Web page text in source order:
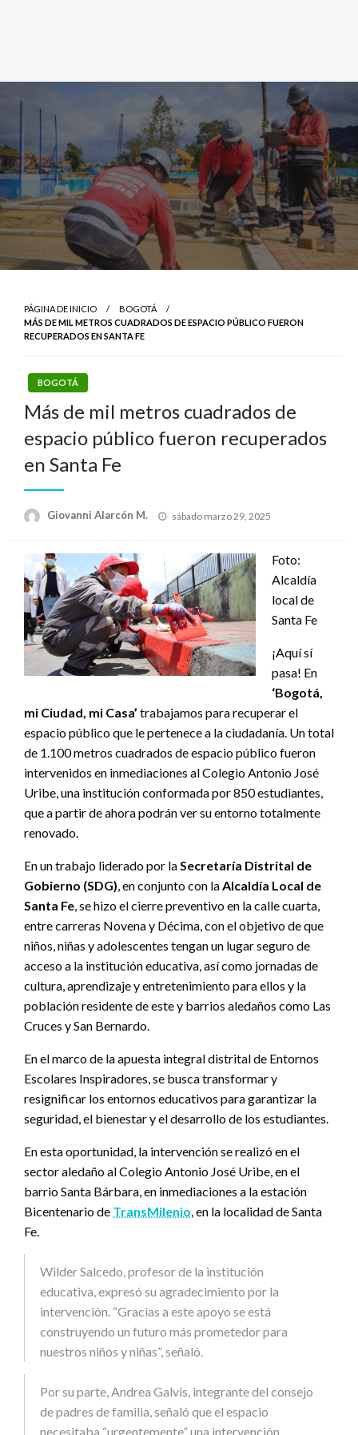
PÁGINA DE INICIO
BOGOTÁ
MÁS DE MIL METROS CUADRADOS DE ESPACIO PÚBLICO FUERON
RECUPERADOS EN SANTA FE
BOGOTÁ
Más de mil metros cuadrados de
espacio público fueron recuperados
en Santa Fe
Giovanni Alarcón M.
Publicado
sábado marzo 29, 2025
Foto:
Alcaldía
local de
Santa Fe
¡Aquí sí
pasa! En
‘Bogotá,
mi Ciudad, mi Casa’ trabajamos para recuperar el
espacio público que le pertenece a la ciudadanía. Un total
de 1.100 metros cuadrados de espacio público fueron
intervenidos en inmediaciones al Colegio Antonio José
Uribe, una institución conformada por 850 estudiantes,
que a partir de ahora podrán ver su entorno totalmente
renovado.
En un trabajo liderado por laSecretaría Distrital de
Gobierno (SDG), en conjunto con laAlcaldía Local de
Santa Fe, se hizo el cierre preventivo en la calle cuarta,
entre carreras Novena y Décima, con el objetivo de que
niños, niñas y adolescentes tengan un lugar seguro de
acceso a la institución educativa, así como jornadas de
cultura, aprendizaje y entretenimiento para ellos y la
población residente de este y barrios aledaños como Las
Cruces y San Bernardo.
En el marco de la apuesta integral distrital de Entornos
Escolares Inspiradores, se busca transformar y
resignificar los entornos educativos para garantizar la
seguridad, el bienestar y el desarrollo de los estudiantes.
En esta oportunidad, la intervención se realizó en el
sector aledaño al Colegio Antonio José Uribe, en el
barrio Santa Bárbara, en inmediaciones a la estación
Bicentenario de TransMilenio, en la localidad de Santa
Fe.
Wilder Salcedo, profesor de la institución
educativa, expresó su agradecimiento por la
intervención. “Gracias a este apoyo se está
construyendo un futuro más prometedor para
nuestros niños y niñas”, señaló.
Por su parte, Andrea Galvis, integrante del consejo
de padres de familia, señaló que el espacio
necesitaba “urgentemente” una intervención.